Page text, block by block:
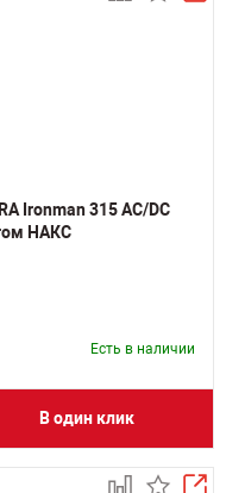
Ironman 315 AC/DC
НАКС
Есть в наличии
В один клик